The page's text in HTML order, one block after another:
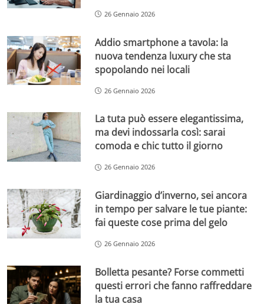
26 Gennaio 2026
Addio smartphone a tavola: la
nuova tendenza luxury che sta
spopolando nei locali
26 Gennaio 2026
La tuta può essere elegantissima,
ma devi indossarla così: sarai
comoda e chic tutto il giorno
26 Gennaio 2026
Giardinaggio d’inverno, sei ancora
in tempo per salvare le tue piante:
fai queste cose prima del gelo
26 Gennaio 2026
Bolletta pesante? Forse commetti
questi errori che fanno raffreddare
la tua casa